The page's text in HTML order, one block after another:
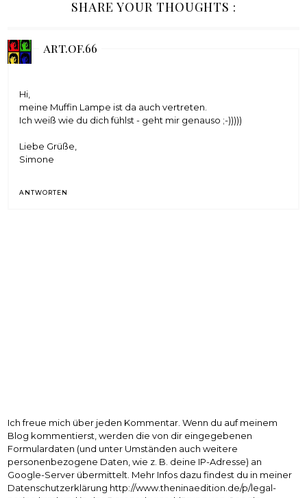
SHARE YOUR THOUGHTS :
art.of.66
Hi,
meine Muffin Lampe ist da auch vertreten.
Ich weiß wie du dich fühlst - geht mir genauso ;-)))))
Liebe Grüße,
Simone
ANTWORTEN
Ich freue mich über jeden Kommentar. Wenn du auf meinem
Blog kommentierst, werden die von dir eingegebenen
Formulardaten (und unter Umständen auch weitere
personenbezogene Daten, wie z. B. deine IP-Adresse) an
Google-Server übermittelt. Mehr Infos dazu findest du in meiner
Datenschutzerklärung http://www.theninaedition.de/p/legal-